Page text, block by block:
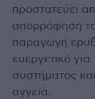
προστατεύει
απορρόφηση
παραγωγή
ευεργετικό
συστήματος
αγγεία.